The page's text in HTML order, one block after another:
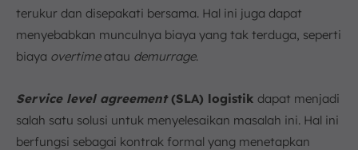
c. Tingkat Akurasi Pesanan
d. Tingkat Kerusakan atau Kehilangan
e. Waktu Respons Layanan Pelanggan
5. Jenis-jenis Service Level Agreement (SLA) dalam
Logistik
a. SLA Internal
terukur dan disepakati bersama. Hal ini juga dapat
menyebabkan munculnya biaya yang tak terduga, seperti
biaya overtimeatau demurrage.
Service level agreement(SLA) logistik dapat menjadi
salah satu solusi untuk menyelesaikan masalah ini. Hal ini
berfungsi sebagai kontrak formal yang menetapkan